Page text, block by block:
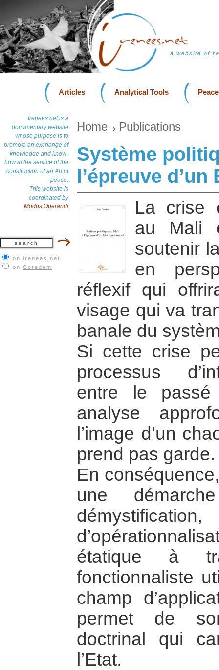
a website of
Articles Analytical Tools
Irenees.net is a
documentary website
whose purpose is to
promote an exchange of
knowledge and know-
how at the service of the
construction of an Art of
peace.
This website is
coordinated by
Modus Operandi
on irenees.net
on Coredem
Home Publications
Système
l’épreuve
La crise
au Mali
soutenir
en
réflexif qui
visage qui va
banale du
Si cette crise
processus
entre le
analyse
l’image d’un
prend pas garde.
En
une
étatique à
fonctionnaliste
champ
permet de
doctrinal qui
l’Etat.